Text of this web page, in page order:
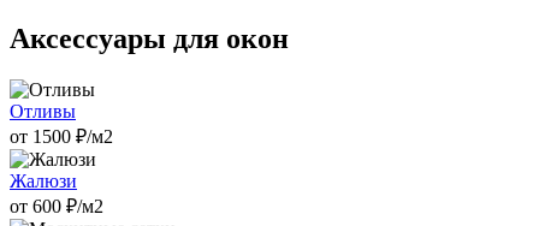
Аксессуары для окон
Отливы
от 1500 ₽/м2
Жалюзи
от 600 ₽/м2